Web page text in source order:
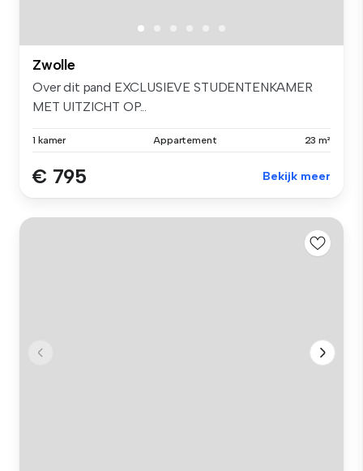
Zwolle
Over dit pand EXCLUSIEVE STUDENTENKAMER
MET UITZICHT OP...
1 kamer Appartement 23 m²
€ 795 Bekijk meer